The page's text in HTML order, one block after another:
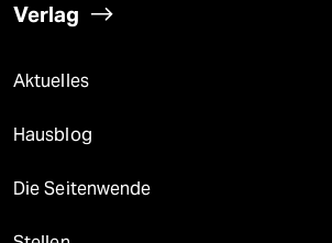
Verlag
Aktuelles
Hausblog
Die Seitenwende